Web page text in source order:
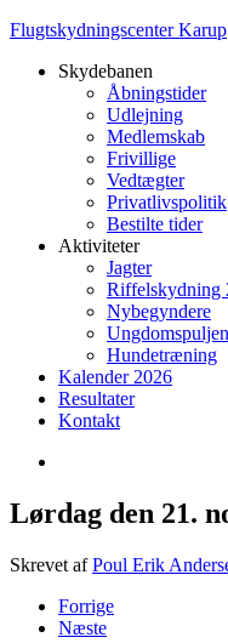
Flugtskydningscenter Karup
Skydebanen
Åbningstider
Udlejning
Medlemskab
Frivillige
Vedtægter
Privatlivspolitik
Bestilte tider
Aktiviteter
Jagter
Riffelskydning
Nybegyndere
Ungdomspuljen
Hundetræning
Kalender 2026
Resultater
Kontakt
Lørdag den 21.
Skrevet afPoul Erik
Forrige
Næste